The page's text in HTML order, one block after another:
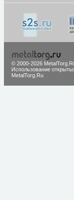
© 2000-2026
Использование
MetalTorg.Ru